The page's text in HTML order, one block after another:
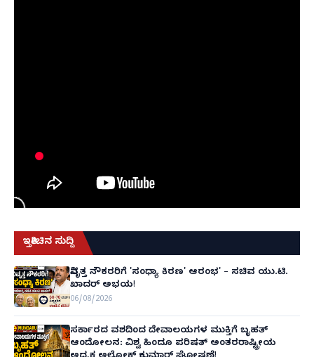
ಇತ್ತೀಚಿನ ಸುದ್ದಿ
ನಿವೃತ್ತ ನೌಕರರಿಗೆ 'ಸಂಧ್ಯಾ ಕಿರಣ' ಆರಂಭ' – ಸಚಿವ ಯು.ಟಿ.
ಖಾದರ್ ಅಭಯ!
06/08/2026
ಸರ್ಕಾರದ ವಶದಿಂದ ದೇವಾಲಯಗಳ ಮುಕ್ತಿಗೆ ಬೃಹತ್
ಆಂದೋಲನ: ವಿಶ್ವ ಹಿಂದೂ ಪರಿಷತ್ ಅಂತರರಾಷ್ಟ್ರೀಯ